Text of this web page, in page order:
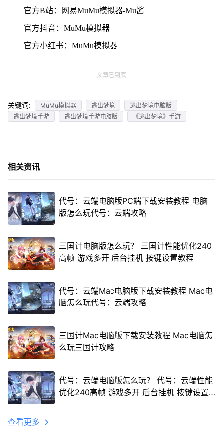
官方B站：网易MuMu模拟器-Mu酱
官方抖音：MuMu模拟器
官方小红书：MuMu模拟器
文章已到底
关键词: MuMu模拟器 逃出梦境
逃出梦境电脑版
逃出梦境手游
逃出梦境手游电脑版 《逃出梦境》手游
相关资讯
代号：云端电脑版PC端下载安装教程 电脑
版怎么玩代号：云端攻略
三国计电脑版怎么玩？ 三国计性能优化240
高帧 游戏多开 后台挂机 按键设置教程
代号：云端Mac电脑版下载安装教程 Mac电
脑怎么玩代号：云端攻略
三国计Mac电脑版下载安装教程 Mac电脑怎
么玩三国计攻略
代号：云端电脑版怎么玩？ 代号：云端性能
优化240高帧 游戏多开 后台挂机 按键设置
查看更多